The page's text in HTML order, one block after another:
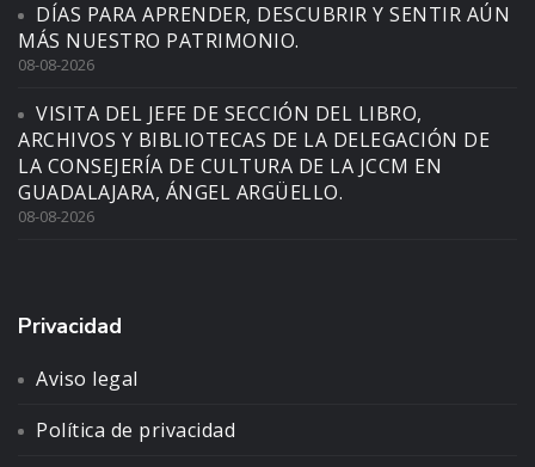
DÍAS PARA APRENDER, DESCUBRIR Y SENTIR AÚN
MÁS NUESTRO PATRIMONIO.
08-08-2026
VISITA DEL JEFE DE SECCIÓN DEL LIBRO,
ARCHIVOS Y BIBLIOTECAS DE LA DELEGACIÓN DE
LA CONSEJERÍA DE CULTURA DE LA JCCM EN
GUADALAJARA, ÁNGEL ARGÜELLO.
08-08-2026
Privacidad
Aviso legal
Política de privacidad